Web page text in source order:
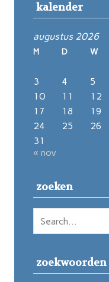
kalender
augustus 2026
M D W
3
4 5
10
11 12
17
18 19
24
25 26
31
« nov
zoeken
zoekwoorden